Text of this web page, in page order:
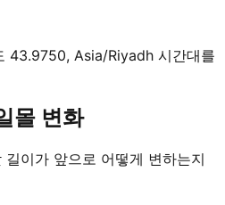
43.9750, Asia/Riyadh 시간대를
몰 변화
이가 앞으로 어떻게 변하는지